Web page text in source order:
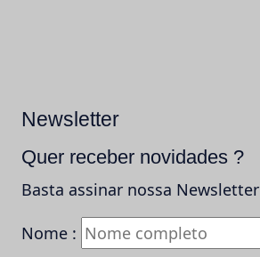
Newsletter
Quer receber novidades ?
Basta assinar nossa Newsletter
Nome :